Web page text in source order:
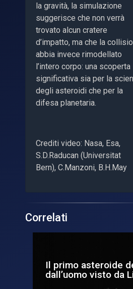
la gravità, la simulazione
suggerisce che non verrà
trovato alcun cratere
d’impatto, ma che la
abbia invece rimodellato
l’intero corpo: una scoperta
significativa sia per la
degli asteroidi che per la
difesa planetaria.
Crediti video: Nasa, Esa,
S.D.Raducan (Universitat
Bern), C.Manzoni, B.H.May
Correlati
Il primo asteroide
dall’uomo visto da